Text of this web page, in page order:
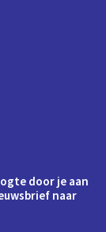
door je aan
naar